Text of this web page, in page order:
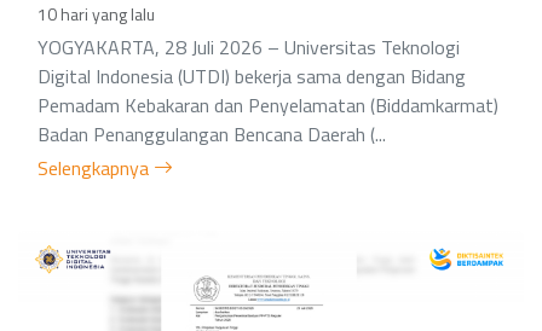
10 hari yang lalu
YOGYAKARTA, 28 Juli 2026 – Universitas Teknologi
Digital Indonesia (UTDI) bekerja sama dengan Bidang
Pemadam Kebakaran dan Penyelamatan (Biddamkarmat)
Badan Penanggulangan Bencana Daerah (...
Selengkapnya